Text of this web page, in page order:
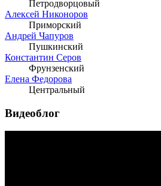
Петродворцовый
Алексей Никоноров
Приморский
Андрей Чапуров
Пушкинский
Константин Серов
Фрунзенский
Елена Федорова
Центральный
Видеоблог